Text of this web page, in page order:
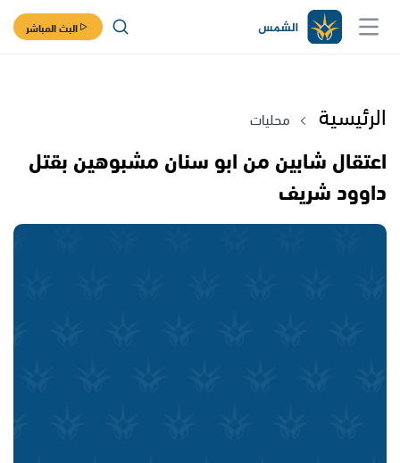
البث المباشر
الرئيسية محليات
اعتقال شابين من ابو سنان مشبوهين بقتل
داوود شريف